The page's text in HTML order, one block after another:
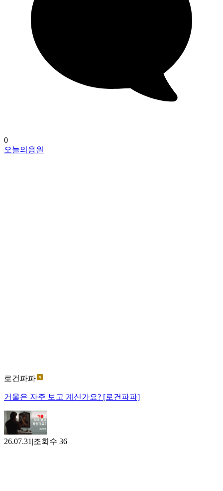
0
오늘의응원
로건파파
거울은 자주 보고 계신가요? [로건파파]
26.07.31 |조회수 36